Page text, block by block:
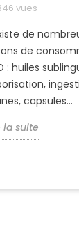
vues
de
de
: huiles
capsules...
la suite